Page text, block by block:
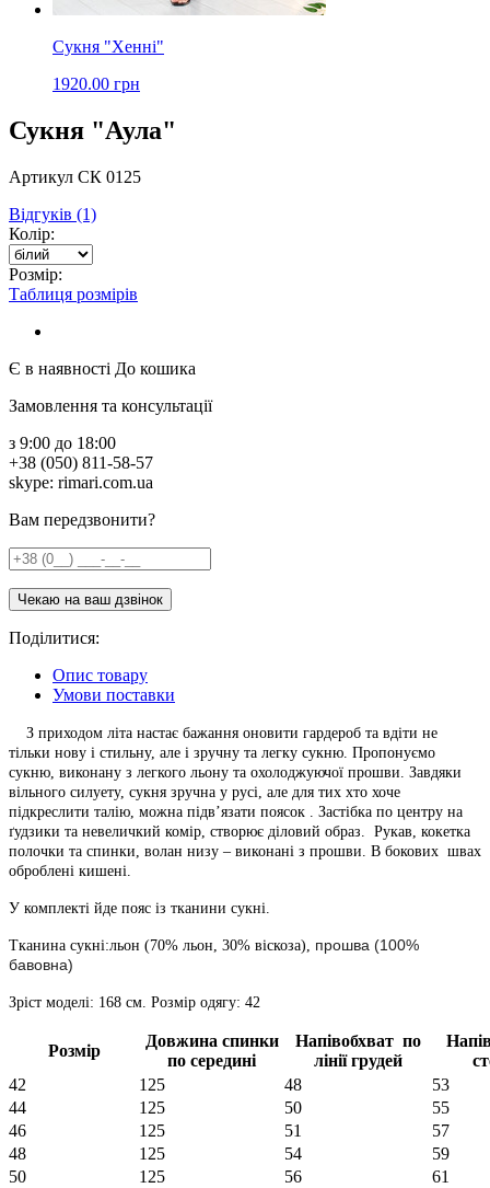
Сукня "Хенні"
1920.00 грн
Сукня "Аула"
Артикул СК 0125
Відгуків (1)
Колір:
Розмір:
Таблиця розмірів
Є в наявності До кошика
Замовлення та консультації
з 9:00 до 18:00
+38 (050) 811-58-57
skype: rimari.com.ua
Вам передзвонити?
Поділитися:
Опис товару
Умови поставки
З приходом літа настає бажання оновити гардероб та вдіти не
тільки нову і стильну, але і зручну та легку сукню. Пропонуємо
сукню, виконану з легкого льону та охолоджуючої прошви. Завдяки
вільного силуету, сукня зручна у русі, але для тих хто хоче
підкреслити талію, можна підв’язати поясок . Застібка по центру на
ґудзики та невеличкий комір, створює діловий образ. Рукав, кокетка
полочки та спинки, волан низу – виконані з прошви. В бокових швах
оброблені кишені.
У комплекті йде пояс із тканини сукні.
Тканина сукні:льон (70% льон, 30% віскоза), прошва (100%
бавовна)
Зріст моделі: 168 см. Розмір одягу: 42
Розмір
Довжина спинки
по середині
Напівобхват по
лінії грудей
42
125 48
53
44
125 50
55
46
125 51
57
48
125 54
59
50
125 56
61